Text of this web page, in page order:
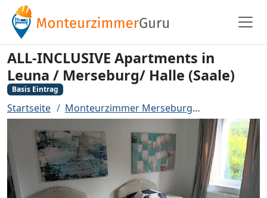
ALL-INCLUSIVE Apartments in
Leuna / Merseburg/ Halle (Saale)
Basis Eintrag
Startseite Monteurzimmer Merseburg